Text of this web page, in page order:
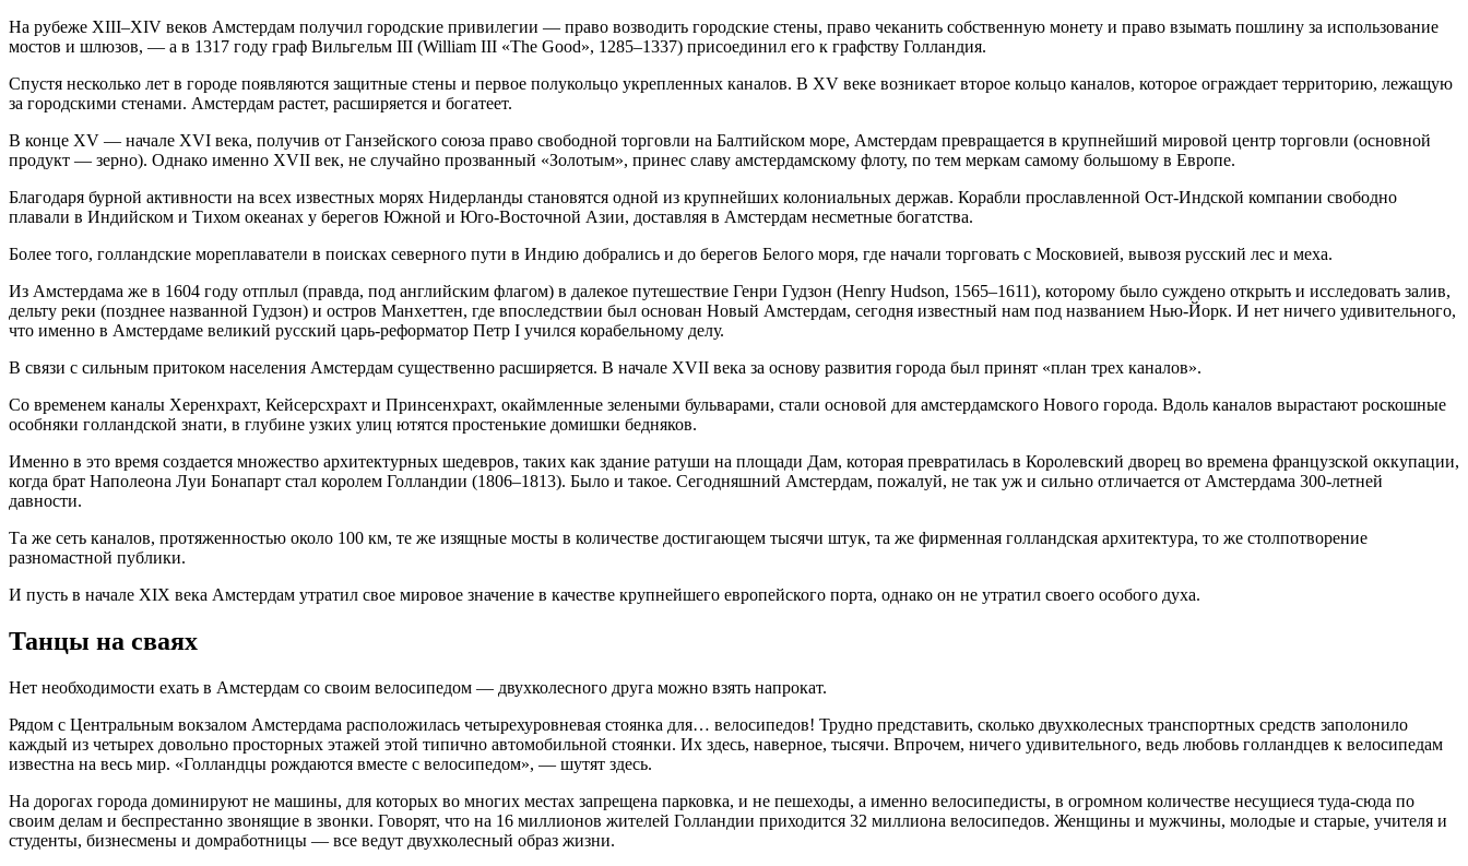
На рубеже XIII–XIV веков Амстердам получил городские привилегии — право возводить городские стены, право чеканить собственную монету и право взымать пошлину за использование
мостов и шлюзов, — а в 1317 году граф Вильгельм III (William III «The Good», 1285–1337) присоединил его к графству Голландия.
Спустя несколько лет в городе появляются защитные стены и первое полукольцо укрепленных каналов. В XV веке возникает второе кольцо каналов, которое ограждает территорию, лежащую
за городскими стенами. Амстердам растет, расширяется и богатеет.
В конце XV — начале XVI века, получив от Ганзейского союза право свободной торговли на Балтийском море, Амстердам превращается в крупнейший мировой центр торговли (основной
продукт — зерно). Однако именно XVII век, не случайно прозванный «Золотым», принес славу амстердамскому флоту, по тем меркам самому большому в Европе.
Благодаря бурной активности на всех известных морях Нидерланды становятся одной из крупнейших колониальных держав. Корабли прославленной Ост-Индской компании свободно
плавали в Индийском и Тихом океанах у берегов Южной и Юго-Восточной Азии, доставляя в Амстердам несметные богатства.
Более того, голландские мореплаватели в поисках северного пути в Индию добрались и до берегов Белого моря, где начали торговать с Московией, вывозя русский лес и меха.
Из Амстердама же в 1604 году отплыл (правда, под английским флагом) в далекое путешествие Генри Гудзон (Henry Hudson, 1565–1611), которому было суждено открыть и исследовать залив,
дельту реки (позднее названной Гудзон) и остров Манхеттен, где впоследствии был основан Новый Амстердам, сегодня известный нам под названием Нью-Йорк. И нет ничего удивительного,
что именно в Амстердаме великий русский царь-реформатор Петр I учился корабельному делу.
В связи с сильным притоком населения Амстердам существенно расширяется. В начале XVII века за основу развития города был принят «план трех каналов».
Со временем каналы Херенхрахт, Кейсерсхрахт и Принсенхрахт, окаймленные зелеными бульварами, стали основой для амстердамского Нового города. Вдоль каналов вырастают роскошные
особняки голландской знати, в глубине узких улиц ютятся простенькие домишки бедняков.
Именно в это время создается множество архитектурных шедевров, таких как здание ратуши на площади Дам, которая превратилась в Королевский дворец во времена французской оккупации,
когда брат Наполеона Луи Бонапарт стал королем Голландии (1806–1813). Было и такое. Сегодняшний Амстердам, пожалуй, не так уж и сильно отличается от Амстердама 300-летней
давности.
Та же сеть каналов, протяженностью около 100 км, те же изящные мосты в количестве достигающем тысячи штук, та же фирменная голландская архитектура, то же столпотворение
разномастной публики.
И пусть в начале XIX века Амстердам утратил свое мировое значение в качестве крупнейшего европейского порта, однако он не утратил своего особого духа.
Танцы на сваях
Нет необходимости ехать в Амстердам со своим велосипедом — двухколесного друга можно взять напрокат.
Рядом с Центральным вокзалом Амстердама расположилась четырехуровневая стоянка для… велосипедов! Трудно представить, сколько двухколесных транспортных средств заполонило
каждый из четырех довольно просторных этажей этой типично автомобильной стоянки. Их здесь, наверное, тысячи. Впрочем, ничего удивительного, ведь любовь голландцев к велосипедам
известна на весь мир. «Голландцы рождаются вместе с велосипедом», — шутят здесь.
На дорогах города доминируют не машины, для которых во многих местах запрещена парковка, и не пешеходы, а именно велосипедисты, в огромном количестве несущиеся туда-сюда по
своим делам и беспрестанно звонящие в звонки. Говорят, что на 16 миллионов жителей Голландии приходится 32 миллиона велосипедов. Женщины и мужчины, молодые и старые, учителя и
студенты, бизнесмены и домработницы — все ведут двухколесный образ жизни.